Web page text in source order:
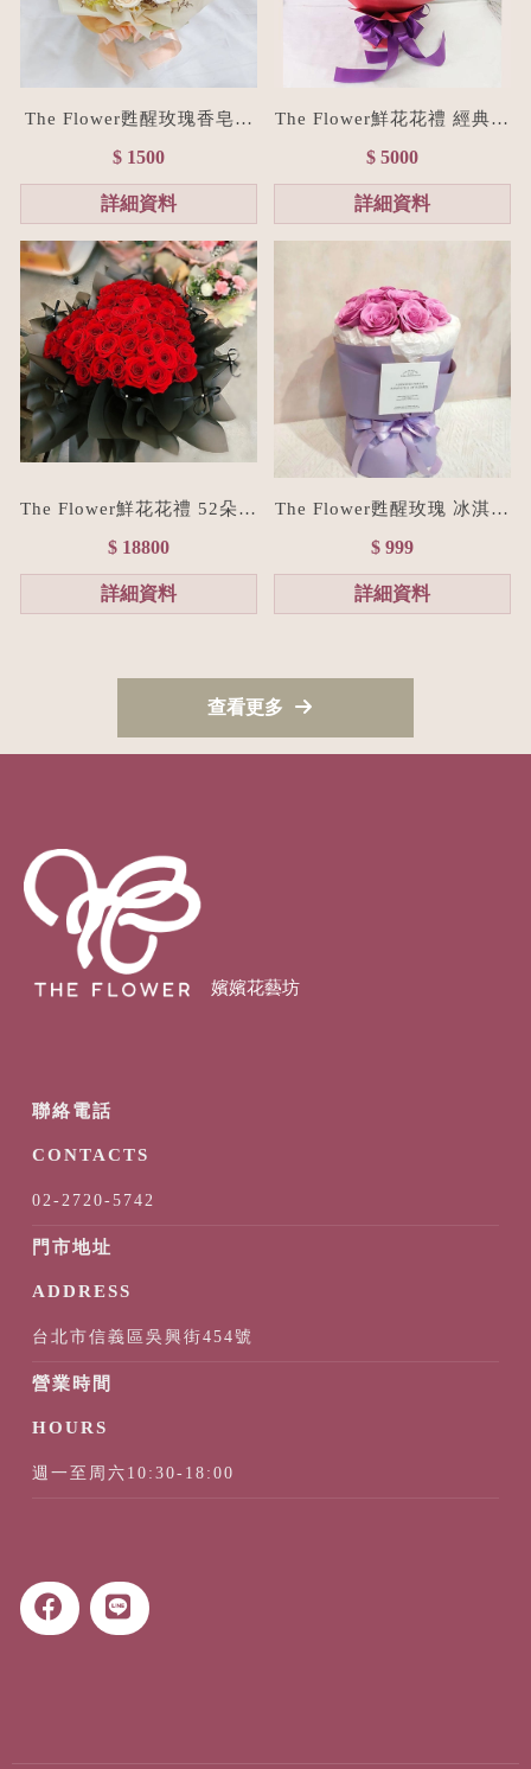
The Flower甦醒玫瑰香皂花
束M size(贈禮物提袋/全台
宅配）香檳色
$ 1500
詳細資料
The Flower鮮花花禮 經典紅
進口玫瑰花束L size
$ 5000
詳細資料
The Flower鮮花花禮 52朵進
口紅玫瑰愛心花束/七夕情人
節花束預購
$ 18800
詳細資料
The Flower甦醒玫瑰 冰淇淋
香皂花束(贈禮物提袋/色系
客製化）
$ 999
詳細資料
查看更多
02-2720-5742
台北市信義區吳興街454號
週一至周六10:30-18:00